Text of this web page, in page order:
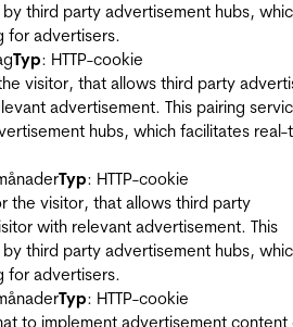
third party advertisement hubs,
for advertisers.
Typ: HTTP-cookie
visitor, that allows third party
advertisement. This pairing
hubs, which facilitates real-
Typ: HTTP-cookie
the visitor, that allows third party
with relevant advertisement. This
third party advertisement hubs,
for advertisers.
Typ: HTTP-cookie
to implement advertisement content